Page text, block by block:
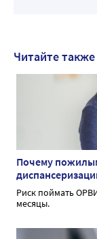
Читайте также
Почему
Риск поймать
месяцы.